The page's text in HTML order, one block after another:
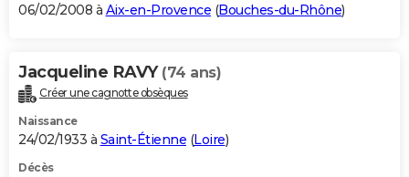
06/02/2008 à Aix-en-Provence (Bouches-du-Rhône)
Jacqueline RAVY (74 ans)
Créer une cagnotte obsèques
Naissance
24/02/1933 à Saint-Étienne (Loire)
Décès